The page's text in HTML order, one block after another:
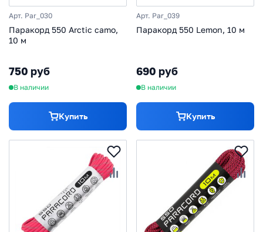
Арт. Par_030
Паракорд 550 Arctic camo,
10 м
750 руб
В наличии
Купить
Арт. Par_039
Паракорд 550 Lemon, 10 м
690 руб
В наличии
Купить